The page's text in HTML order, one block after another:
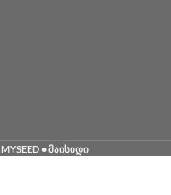
MYSEED • მაისიდი